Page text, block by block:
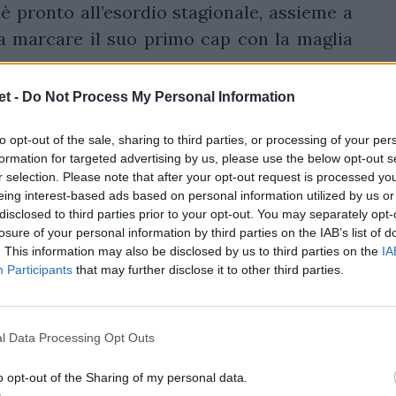
- Do Not Process My Personal Information
opt-out of the sale, sharing to third parties, or processing of your
for targeted advertising by us, please use the below opt-out
selection. Please note that after your opt-out request is processed
interest-based ads based on personal information utilized by us
to third parties prior to your opt-out. You may separately
of your personal information by third parties on the IAB’s list of
This information may also be disclosed by us to third parties on the
Participants that may further disclose it to other third parties.
Data Processing Opt Outs
opt-out of the Sharing of my personal data.
pronto all’esordio stagionale, assieme a
marcare il suo primo cap con la maglia
coach delle Zebre
dopo una sosta lunga: per
campo una buona prestazione.
in casa, vogliamo
e sono pronti. Ci è servita
per ritrovare i ritmi, quindi
al momento giusto. Spero